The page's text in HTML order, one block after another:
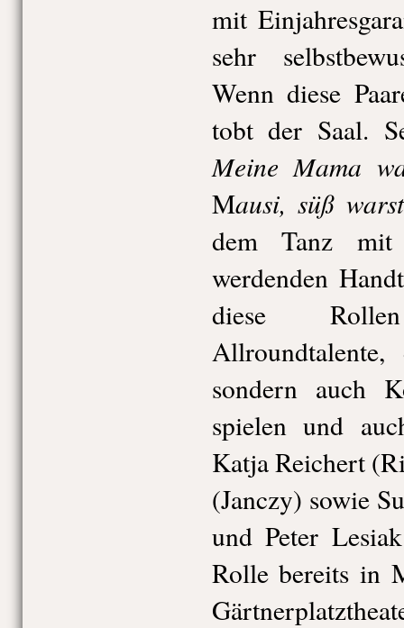
mit
sehr
Wenn diese
tobt der Saal.
Meine Mama
Mausi, süß
dem Tanz
werdenden
diese
sondern auch
spielen und
Katja Reichert
(Janczy) sowie
und Peter
Rolle bereits in